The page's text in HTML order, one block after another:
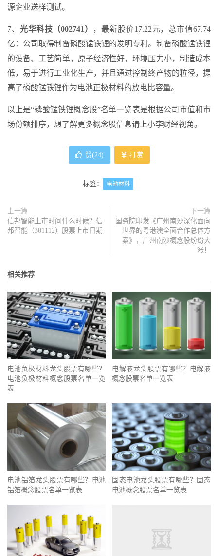
源企业送样测试。
7、 光华科技（002741）
，最新股价17.22元，总市值67.74
亿：公司取得制备磷酸锰铁锂的发明专利。制备磷酸锰铁锂
的设备、工艺简单，原子经济性好，环境压力小，制造成本
低，易于进行工业化生产，并且通过控制终产物的粒径，提
高了磷酸锰铁锂作为电池正极材料的放电比容量。
以上是“磷酸锰铁锂概念股”名单一览表是根据公司市值和市
场份额排序，想了解更多概念股信息请上小李财经视角。
赞(24) 打赏
标签： 电池材料
上一篇
信邦智能上市时间什么时候？信
邦智能（301112）股票上市日期
下一篇
国务院印发《广州南沙深化面向
世界的粤港澳全面合作总体方
案》，广州南沙概念股纷纷大
涨！
相关推荐
电池负极材料龙头股票有哪些？
电池负极材料概念股票名单一览
表
电解液龙头股票有哪些？电解液
概念股票名单一览表
电池铝箔龙头股票有哪些？电池
铝箔概念股票名单一览表
固态电池龙头股票有哪些？固态
电池概念股票名单一览表